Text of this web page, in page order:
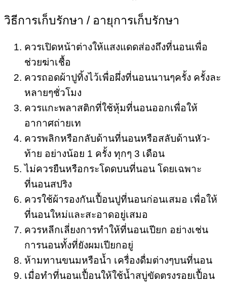
วิธีการเก็บรักษา / อายุการเก็บรักษา
ควรเปิดหน้าต่างให้แสงแดดส่องถึงที่นอนเพื่อ
ช่วยฆ่าเชื้อ
ควรถอดผ้าปูทิ้งไว้เพื่อผึ่งที่นอนนานๆครั้ง ครั้งละ
หลายๆชั่วโมง
ควรแกะพลาสติกที่ใช้หุ้มที่นอนออกเพื่อให้
อากาศถ่ายเท
ควรพลิกหรือกลับด้านที่นอนหรือสลับด้านหัว-
ท้าย อย่างน้อย 1 ครั้ง ทุกๆ 3 เดือน
ไม่ควรยืนหรือกระโดดบนที่นอน โดยเฉพาะ
ที่นอนสปริง
ควรใช้ผ้ารองกันเปื้อนปูที่นอนก่อนเสมอ เพื่อให้
ที่นอนใหม่และสะอาดอยู่เสมอ
ควรหลีกเลี่ยงการทำให้ที่นอนเปียก อย่างเช่น
การนอนทั้งที่ยังผมเปียกอยู่
ห้ามทานขนมหรือน้ำ เครื่องดื่มต่างๆบนที่นอน
เมื่อทำที่นอนเปื้อนให้ใช้น้ำสบู่ขัดตรงรอยเปื้อน